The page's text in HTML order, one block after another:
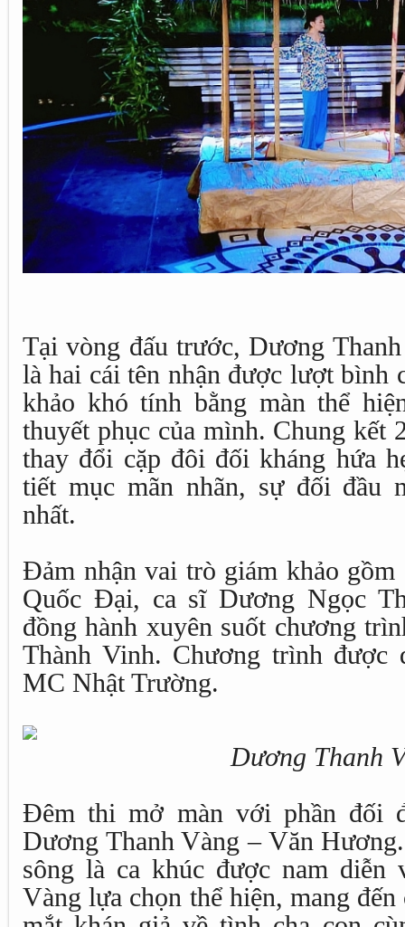
Tại vòng đấu trước, Dương
là hai cái tên nhận được lượt bình
khảo khó tính bằng màn thể
thuyết phục của mình. Chung kết
thay đổi cặp đôi đối kháng hứa
tiết mục mãn nhãn, sự đối đầu
nhất.
Đảm nhận vai trò giám khảo gồm
Quốc Đại, ca sĩ Dương Ngọc
đồng hành xuyên suốt chương
Thành Vinh. Chương trình
MC Nhật Trường.
Dương Thanh
Đêm thi mở màn với phần đối
Dương Thanh Vàng – Văn
sông là ca khúc được nam diễn
Vàng lựa chọn thể hiện, mang